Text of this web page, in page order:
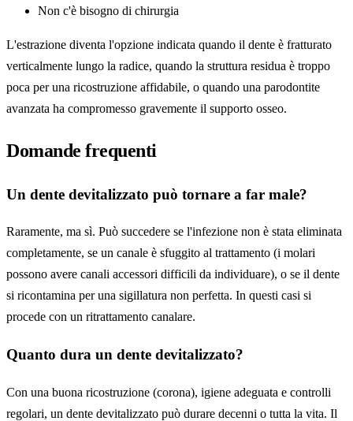
Non c'è bisogno di chirurgia
L'estrazione diventa l'opzione indicata quando il dente è fratturato
verticalmente lungo la radice, quando la struttura residua è troppo
poca per una ricostruzione affidabile, o quando una parodontite
avanzata ha compromesso gravemente il supporto osseo.
Domande frequenti
Un dente devitalizzato può tornare a far male?
Raramente, ma sì. Può succedere se l'infezione non è stata eliminata
completamente, se un canale è sfuggito al trattamento (i molari
possono avere canali accessori difficili da individuare), o se il dente
si ricontamina per una sigillatura non perfetta. In questi casi si
procede con un ritrattamento canalare.
Quanto dura un dente devitalizzato?
Con una buona ricostruzione (corona), igiene adeguata e controlli
regolari, un dente devitalizzato può durare decenni o tutta la vita. Il